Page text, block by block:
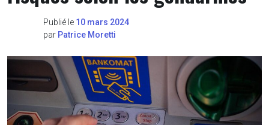
Publié le 10 mars 2024
par Patrice Moretti